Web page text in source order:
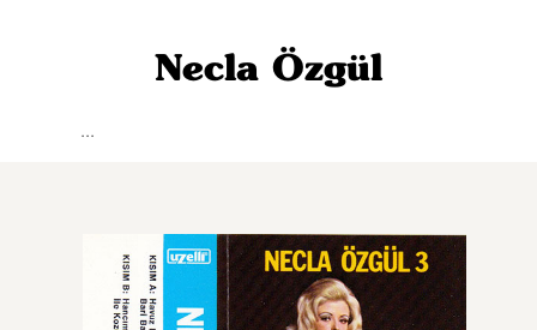
Necla Özgül
...